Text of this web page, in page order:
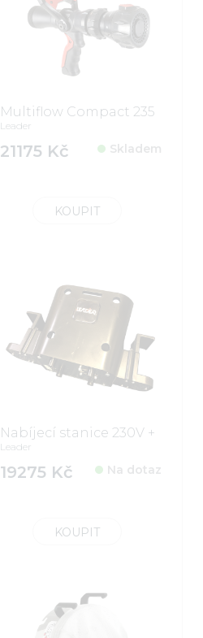
Multiflow Compact 235
Leader
21175 Kč Skladem
KOUPIT
Nabíjecí stanice 230V +
Leader
19275 Kč Na dotaz
KOUPIT